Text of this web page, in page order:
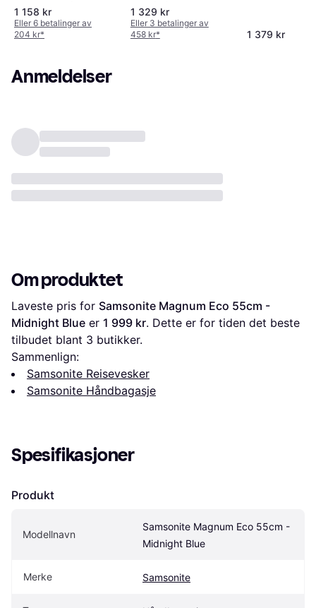
Expandable 55cm -
Midnight Navy
1 158 kr
Eller 6 betalinger av
204 kr*
Spinner 55cm -
Capt America
Shield
1 329 kr
Eller 3 betalinger av
458 kr*
1 379 kr
Anmeldelser
Om produktet
Laveste pris for Samsonite Magnum Eco 55cm -
Midnight Blue er 1 999 kr. Dette er for tiden det beste
tilbudet blant 3 butikker.
Sammenlign:
Samsonite Reisevesker
Samsonite Håndbagasje
Spesifikasjoner
Produkt
Modellnavn
Samsonite Magnum Eco 55cm -
Midnight Blue
Merke Samsonite